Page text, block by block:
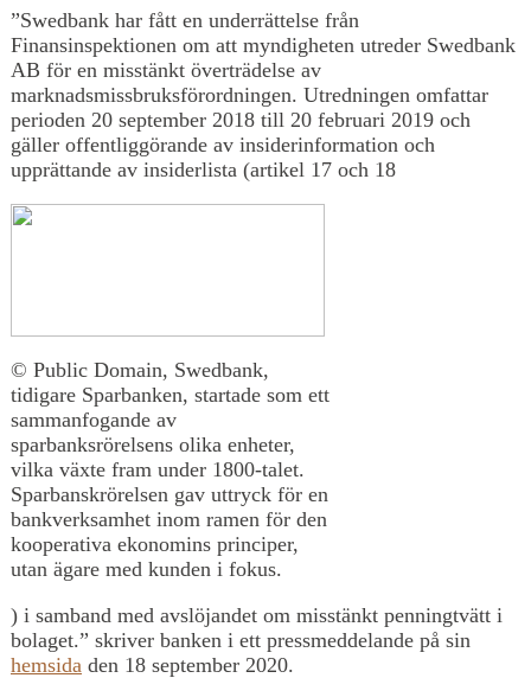
”Swedbank har fått en underrättelse från
Finansinspektionen om att myndigheten utreder Swedbank
AB för en misstänkt överträdelse av
marknadsmissbruksförordningen. Utredningen omfattar
perioden 20 september 2018 till 20 februari 2019 och
gäller offentliggörande av insiderinformation och
upprättande av insiderlista (artikel 17 och 18
© Public Domain, Swedbank,
tidigare Sparbanken, startade som ett
sammanfogande av
sparbanksrörelsens olika enheter,
vilka växte fram under 1800-talet.
Sparbanskrörelsen gav uttryck för en
bankverksamhet inom ramen för den
kooperativa ekonomins principer,
utan ägare med kunden i fokus.
) i samband med avslöjandet om misstänkt penningtvätt i
bolaget.” skriver banken i ett pressmeddelande på sin
hemsida den 18 september 2020.